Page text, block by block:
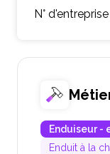
N°
Enduiseur -
Enduit à la